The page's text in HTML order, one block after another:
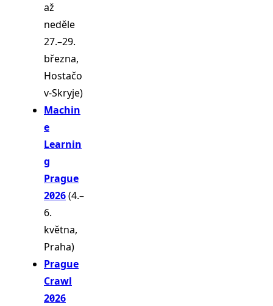
až
neděle
27.–29.
března,
Hostačo
v-Skryje)
Machin
e
Learnin
g
Prague
2026(4.–
6.
května,
Praha)
Prague
Crawl
2026